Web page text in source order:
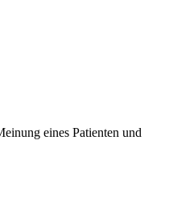
eines Patienten und